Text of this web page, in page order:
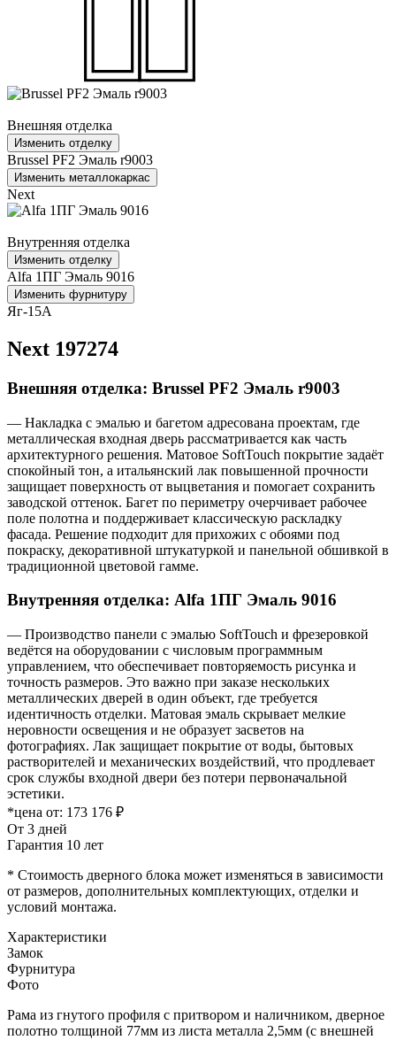
Внешняя отделка
Изменить отделку
Brussel PF2 Эмаль r9003
Изменить металлокаркас
Next
Внутренняя отделка
Изменить отделку
Alfa 1ПГ Эмаль 9016
Изменить фурнитуру
Яг-15А
Next 197274
Внешняя отделка: Brussel PF2 Эмаль r9003
— Накладка с эмалью и багетом адресована проектам, где
металлическая входная дверь рассматривается как часть
архитектурного решения. Матовое SoftTouch покрытие задаёт
спокойный тон, а итальянский лак повышенной прочности
защищает поверхность от выцветания и помогает сохранить
заводской оттенок. Багет по периметру очерчивает рабочее
поле полотна и поддерживает классическую раскладку
фасада. Решение подходит для прихожих с обоями под
покраску, декоративной штукатуркой и панельной обшивкой в
традиционной цветовой гамме.
Внутренняя отделка: Alfa 1ПГ Эмаль 9016
— Производство панели с эмалью SoftTouch и фрезеровкой
ведётся на оборудовании с числовым программным
управлением, что обеспечивает повторяемость рисунка и
точность размеров. Это важно при заказе нескольких
металлических дверей в один объект, где требуется
идентичность отделки. Матовая эмаль скрывает мелкие
неровности освещения и не образует засветов на
фотографиях. Лак защищает покрытие от воды, бытовых
растворителей и механических воздействий, что продлевает
срок службы входной двери без потери первоначальной
эстетики.
*цена от: 173 176 ₽
От 3 дней
Гарантия 10 лет
* Стоимость дверного блока может изменяться в зависимости
от размеров, дополнительных комплектующих, отделки и
условий монтажа.
Характеристики
Замок
Фурнитура
Фото
Рама из гнутого профиля с притвором и наличником, дверное
полотно толщиной 77мм из листа металла 2,5мм (с внешней